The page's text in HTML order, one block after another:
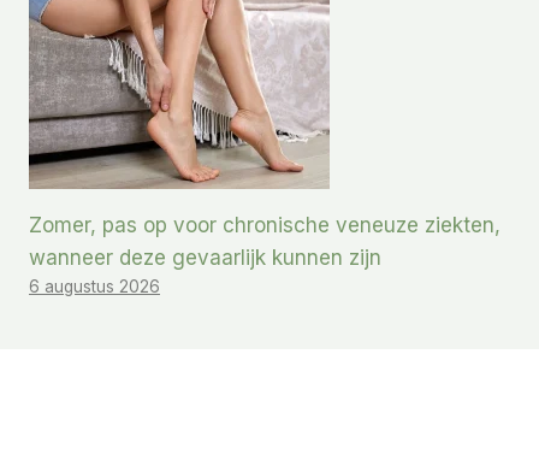
Zomer, pas op voor chronische veneuze ziekten,
wanneer deze gevaarlijk kunnen zijn
6 augustus 2026